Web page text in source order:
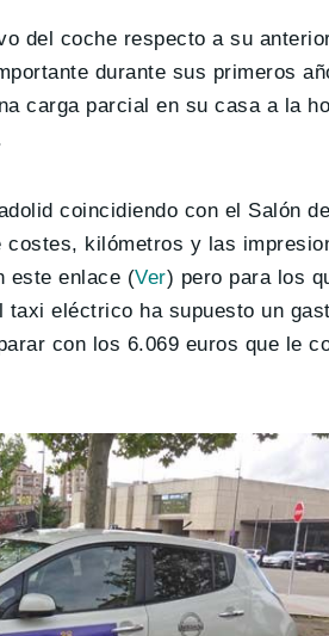
del coche respecto a su
durante sus primeros
carga parcial en su casa a la
coincidiendo con el Salón
costes, kilómetros y las
este enlace (Ver) pero para los
eléctrico ha supuesto un
con los 6.069 euros que le